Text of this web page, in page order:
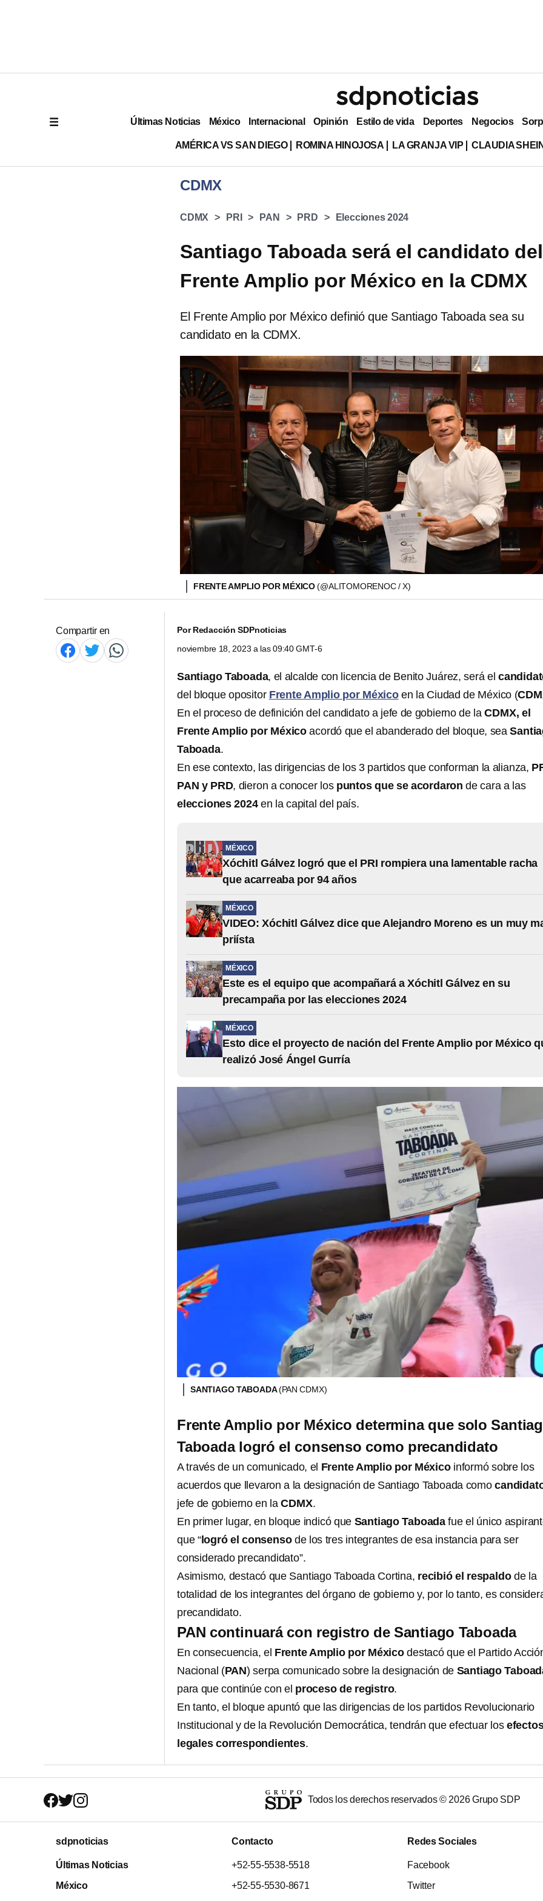
Últimas Noticias México Internacional Opinión Estilo de vida Deportes Negocios
AMÉRICA VS SAN DIEGO ROMINA HINOJOSA LA GRANJA VIP CLAUDIA
CDMX
CDMX PRI PAN PRD Elecciones 2024
Santiago Taboada será el candidato del
Frente Amplio por México en la CDMX
El Frente Amplio por México definió que Santiago Taboada sea su
candidato en la CDMX.
FRENTE AMPLIO POR MÉXICO(@ALITOMORENOC / X)
Compartir en PorRedacción SDPnoticias
noviembre 18, 2023 a las 09:40 GMT-6
Santiago Taboada, el alcalde con licencia de Benito Juárez, será el
del bloque opositor Frente Amplio por Méxicoen la Ciudad de México (
En el proceso de definición del candidato a jefe de gobierno de laCDMX, el
Frente Amplio por México acordó que el abanderado del bloque, sea
Taboada.
En ese contexto, las dirigencias de los 3 partidos que conforman la alianza,
PAN y PRD, dieron a conocer los puntos que se acordaron de cara a las
elecciones 2024en la capital del país.
MÉXICO
Xóchitl Gálvez logró que el PRI rompiera una lamentable racha
que acarreaba por 94 años
MÉXICO
VIDEO: Xóchitl Gálvez dice que Alejandro Moreno es un muy
priísta
MÉXICO
Este es el equipo que acompañará a Xóchitl Gálvez en su
precampaña por las elecciones 2024
MÉXICO
Esto dice el proyecto de nación del Frente Amplio por México
realizó José Ángel Gurría
SANTIAGO TABOADA(PAN CDMX)
Frente Amplio por México determina que solo
Taboada logró el consenso como precandidato
A través de un comunicado, el Frente Amplio por Méxicoinformó sobre los
acuerdos que llevaron a la designación de Santiago Taboada como
jefe de gobierno en laCDMX.
En primer lugar, en bloque indicó que Santiago Taboada fue el único
que “logró el consensode los tres integrantes de esa instancia para ser
considerado precandidato”.
Asimismo, destacó que Santiago Taboada Cortina, recibió el respaldode la
totalidad de los integrantes del órgano de gobierno y, por lo tanto, es
precandidato.
PAN continuará con registro de Santiago Taboada
En consecuencia, el Frente Amplio por Méxicodestacó que el Partido
Nacional (PAN) serpa comunicado sobre la designación de Santiago
para que continúe con el proceso de registro.
En tanto, el bloque apuntó que las dirigencias de los partidos Revolucionario
Institucional y de la Revolución Democrática, tendrán que efectuar los
legales correspondientes.
Todos los derechos reservados © 2026Grupo SDP
sdpnoticias
Últimas Noticias
México
Contacto
+52-55-5538-5518
+52-55-5530-8671
Redes Sociales
Facebook
Twitter